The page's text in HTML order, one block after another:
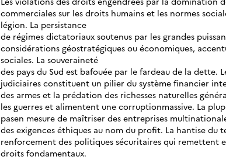
commerciales sur les droits humains et les normes
légion. La persistance
de régimes dictatoriaux soutenus par les grandes
considérations géostratégiques ou économiques,
sociales. La souveraineté
des pays du Sud est bafouée par le fardeau de la dette.
judiciaires constituent un pilier du système financier
des armes et la prédation des richesses naturelles
les guerres et alimentent une corruptionmassive. La
pasen mesure de maîtriser des entreprises
des exigences éthiques au nom du profit. La hantise du
renforcement des politiques sécuritaires qui remettent
droits fondamentaux.